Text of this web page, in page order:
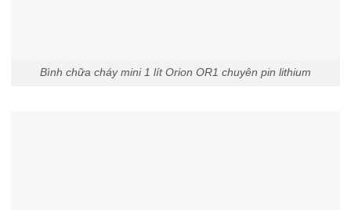
Bình chữa cháy mini 1 lít Orion OR1 chuyên pin lithium